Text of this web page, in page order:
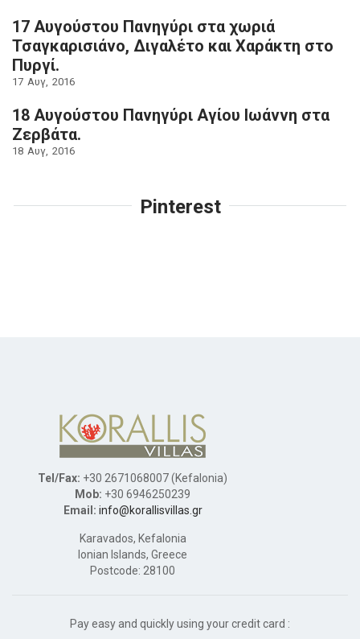
17 Αυγούστου Πανηγύρι στα χωριά
Τσαγκαρισιάνο, Διγαλέτο και Χαράκτη στο
Πυργί.
17 Αυγ 2016
18 Αυγούστου Πανηγύρι Αγίου Ιωάννη στα
Ζερβάτα.
18 Αυγ 2016
Pinterest
Tel/Fax: +30 2671068007 (Kefalonia)
Mob: +30 6946250239
Email: info@korallisvillas.gr
Karavados, Kefalonia
Ionian Islands, Greece
Postcode: 28100
Pay easy and quickly using your credit card :